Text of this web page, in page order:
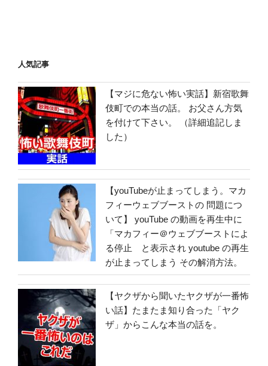
人気記事
【マジに危ない怖い実話】新宿歌舞
伎町での本当の話。 お父さん方気
を付けて下さい。 （詳細追記しま
した）
【youTubeが止まってしまう。マカ
フィーウェブブーストの 問題につ
いて】 youTube の動画を再生中に
「マカフィー＠ウェブブーストによ
る停止 と表示され youtube の再生
が止まってしまう その解消方法。
【ヤクザから聞いたヤクザが一番怖
い話】たまたま知り合った「ヤク
ザ」からこんな本当の話を。